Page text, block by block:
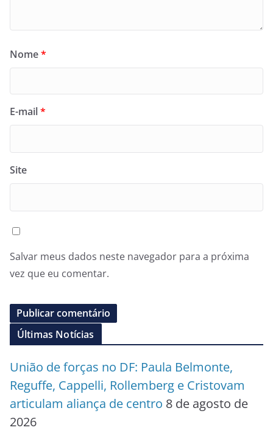
Nome*
E-mail*
Site
Salvar meus dados neste navegador para a próxima
vez que eu comentar.
Últimas Notícias
União de forças no DF: Paula Belmonte,
Reguffe, Cappelli, Rollemberg e Cristovam
articulam aliança de centro 8 de agosto de
2026